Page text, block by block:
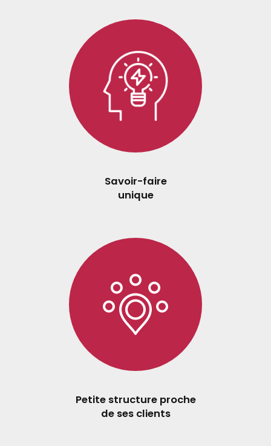
Savoir-faire
unique
Petite structure proche
de ses clients